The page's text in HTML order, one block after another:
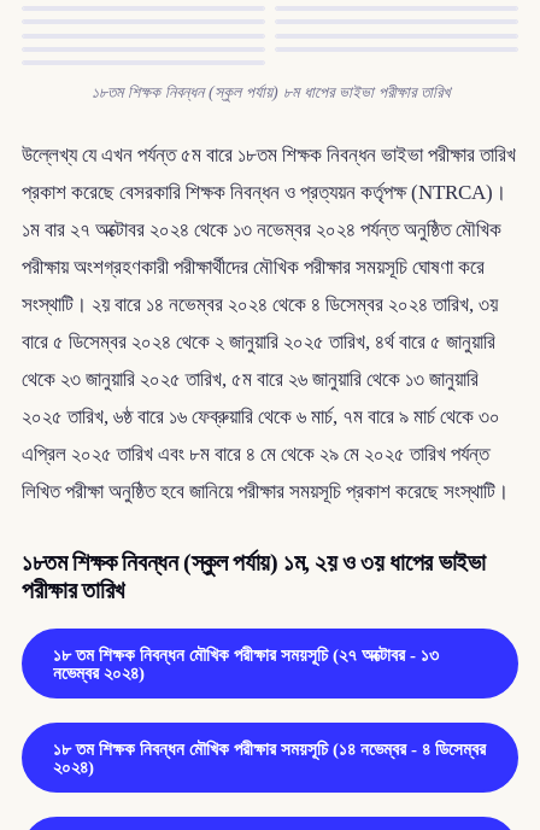
১৮তম শিক্ষক নিবন্ধন (স্কুল পর্যায়) ৮ম ধাপের ভাইভা পরীক্ষার তারিখ
উল্লেখ্য যে এখন পর্যন্ত ৫ম বারে ১৮তম শিক্ষক নিবন্ধন ভাইভা পরীক্ষার তারিখ
প্রকাশ করেছে বেসরকারি শিক্ষক নিবন্ধন ও প্রত্যয়ন কর্তৃপক্ষ (NTRCA)।
১ম বার ২৭ অক্টোবর ২০২৪ থেকে ১৩ নভেম্বর ২০২৪ পর্যন্ত অনুষ্ঠিত মৌখিক
পরীক্ষায় অংশগ্রহণকারী পরীক্ষার্থীদের মৌখিক পরীক্ষার সময়সূচি ঘোষণা করে
সংস্থাটি। ২য় বারে ১৪ নভেম্বর ২০২৪ থেকে ৪ ডিসেম্বর ২০২৪ তারিখ, ৩য়
বারে ৫ ডিসেম্বর ২০২৪ থেকে ২ জানুয়ারি ২০২৫ তারিখ, ৪র্থ বারে ৫ জানুয়ারি
থেকে ২৩ জানুয়ারি ২০২৫ তারিখ, ৫ম বারে ২৬ জানুয়ারি থেকে ১৩ জানুয়ারি
২০২৫ তারিখ, ৬ষ্ঠ বারে ১৬ ফেব্রুয়ারি থেকে ৬ মার্চ, ৭ম বারে ৯ মার্চ থেকে ৩০
এপ্রিল ২০২৫ তারিখ এবং ৮ম বারে ৪ মে থেকে ২৯ মে ২০২৫ তারিখ পর্যন্ত
লিখিত পরীক্ষা অনুষ্ঠিত হবে জানিয়ে পরীক্ষার সময়সূচি প্রকাশ করেছে সংস্থাটি।
১৮তম শিক্ষক নিবন্ধন (স্কুল পর্যায়) ১ম, ২য় ও ৩য় ধাপের ভাইভা
পরীক্ষার তারিখ
১৮ তম শিক্ষক নিবন্ধন মৌখিক পরীক্ষার সময়সূচি (২৭ অক্টোবর - ১৩
নভেম্বর ২০২৪)
১৮ তম শিক্ষক নিবন্ধন মৌখিক পরীক্ষার সময়সূচি (১৪ নভেম্বর - ৪ ডিসেম্বর
২০২৪)